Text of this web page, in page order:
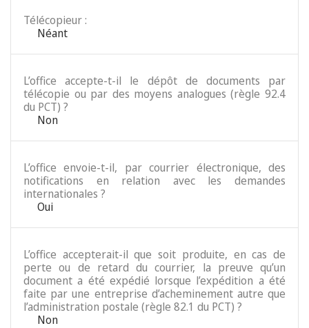
Télécopieur :
Néant
L’office accepte-t-il le dépôt de documents par
télécopie ou par des moyens analogues (règle 92.4
du PCT) ?
Non
L’office envoie-t-il, par courrier électronique, des
notifications en relation avec les demandes
internationales ?
Oui
L’office accepterait-il que soit produite, en cas de
perte ou de retard du courrier, la preuve qu’un
document a été expédié lorsque l’expédition a été
faite par une entreprise d’acheminement autre que
l’administration postale (règle 82.1 du PCT) ?
Non